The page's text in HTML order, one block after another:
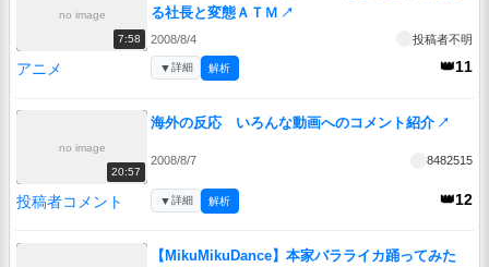
no image
7:58
る社長と変態ＡＴＭ ↗
2008/8/4 投稿者不明
アニメ 👑11
▼詳細 解析
no image
20:57
海外の反応 いろんな動画へのコメント紹介 ↗
2008/8/7 8482515
投稿者コメント 👑12
▼詳細 解析
【MikuMikuDance】本家バラライカ踊ってみた